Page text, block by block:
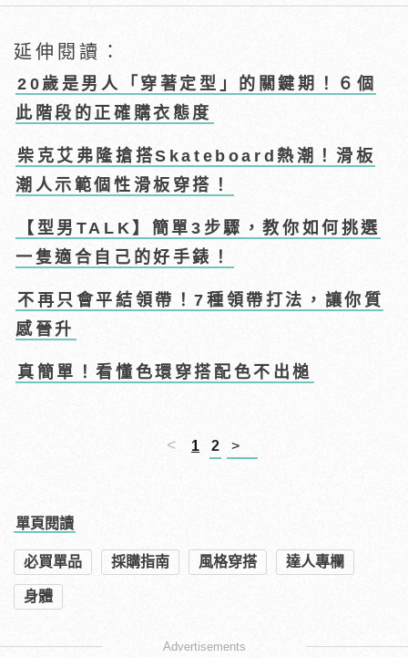
延伸閱讀：
20歲是男人「穿著定型」的關鍵期！６個
此階段的正確購衣態度
柴克艾弗隆搶搭Skateboard熱潮！滑板
潮人示範個性滑板穿搭！
【型男TALK】簡單3步驟，教你如何挑選
一隻適合自己的好手錶！
不再只會平結領帶！7種領帶打法，讓你質
感晉升
真簡單！看懂色環穿搭配色不出槌
< 1 2 >
單頁閱讀
必買單品 採購指南 風格穿搭 達人專欄
身體
Advertisements